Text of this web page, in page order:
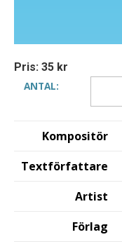
Pris: 35 kr
ANTAL:
Kompositör
Textförfattare
Artist
Förlag